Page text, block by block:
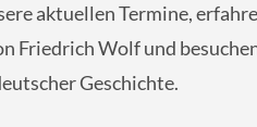
aktuellen Termine,
Friedrich Wolf und
Geschichte.